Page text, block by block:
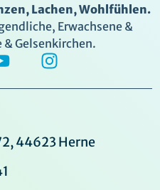
Lachen, Wohlfühlen.
Erwachsene &
& Gelsenkirchen.
44623 Herne